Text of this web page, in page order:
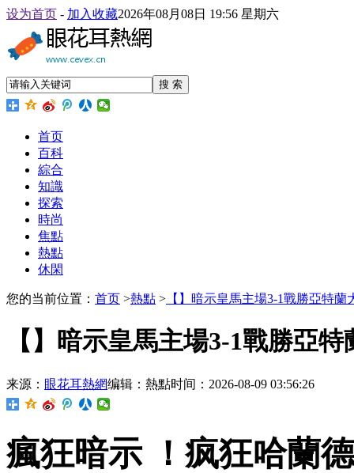
设为首页 - 加入收藏2026年08月08日 19:56 星期六
搜 索
首页
百科
綜合
知識
探索
時尚
焦點
熱點
休閑
您的当前位置： 首页 >熱點 > 【】暗示皇馬主場3-1戰勝亞特蘭
【】暗示皇馬主場3-1戰勝亞特
来源： 眼花耳熱網编辑：熱點时间：2026-08-09 03:56:26
瘋狂暗示 ！疯狂哈